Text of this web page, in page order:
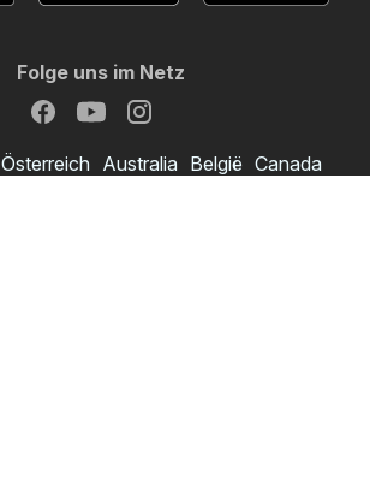
Folge uns im Netz
Österreich Australia België Canada